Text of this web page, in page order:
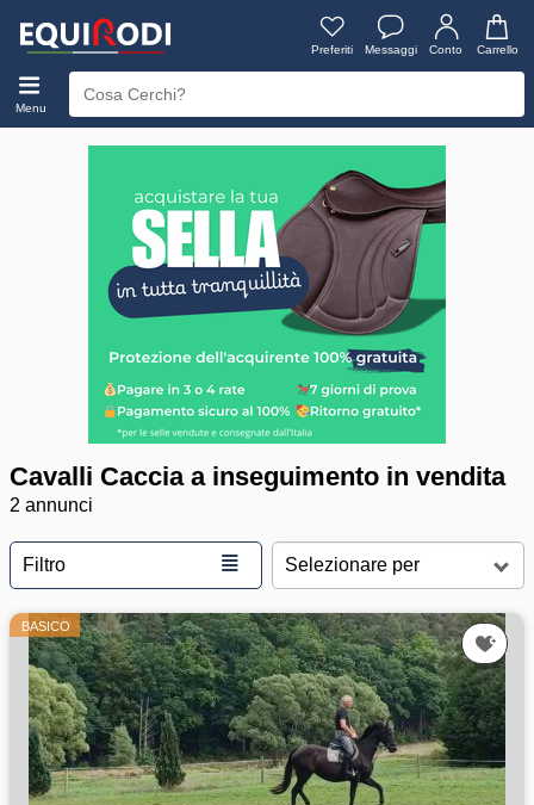
Preferiti Messaggi Conto Carrello
Menu
Cavalli Caccia a inseguimento in vendita
2 annunci
Filtro ≣
BASICO